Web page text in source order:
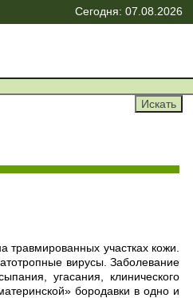
Сегодня: 07.08.2026
травмированных участках кожи.
вирусы. Заболевание
угасания, клинического
бородавки в одно и